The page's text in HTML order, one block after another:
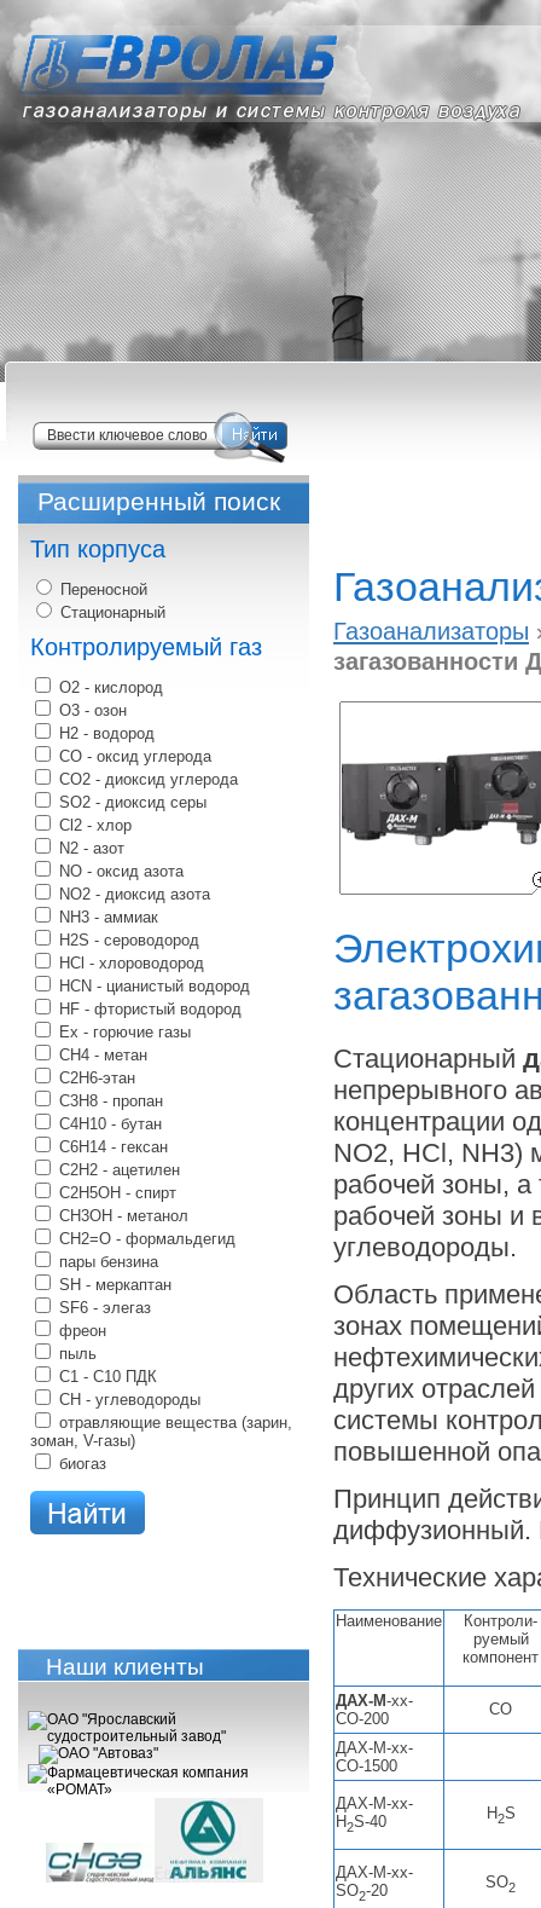
Расширенный поиск
Тип корпуса
Переносной
Стационарный
Контролируемый газ
O2 - кислород
О3 - озон
H2 - водород
CO - оксид углерода
CO2 - диоксид углерода
SO2 - диоксид серы
Cl2 - хлор
N2 - азот
NO - оксид азота
NO2 - диоксид азота
NH3 - аммиак
H2S - сероводород
HCl - хлороводород
HCN - цианистый водород
HF - фтористый водород
Ex - горючие газы
CH4 - метан
С2H6-этан
C3H8 - пропан
C4H10 - бутан
C6H14 - гексан
C2H2 - ацетилен
C2H5OH - спирт
CH3OH - метанол
CH2=O - формальдегид
пары бензина
SH - меркаптан
SF6 - элегаз
фреон
пыль
С1 - С10 ПДК
CH - углеводороды
отравляющие вещества (зарин,
зоман, V-газы)
биогаз
Наши клиенты
Газоанализаторы
загазованности
Стационарный
непрерывного
концентрации
NО2, HCl, NН3)
рабочей зоны,
рабочей зоны и
углеводороды.
Область
зонах
других
системы
повышенной
Принцип
диффузионный.
Технические
Наименование
Контроли-
руемый
компонент
ДАХ-М-хх-
СО-200
СО
ДАХ-М-хх-
СО-1500
ДАХ-М-хх-
H2S-40 H2S
ДАХ-М-хх-
SO2-20 SO2